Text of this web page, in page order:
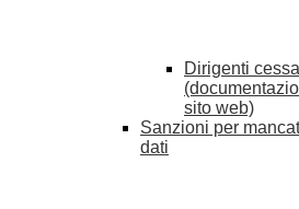
Dirigenti
sito web)
Sanzioni per
dati